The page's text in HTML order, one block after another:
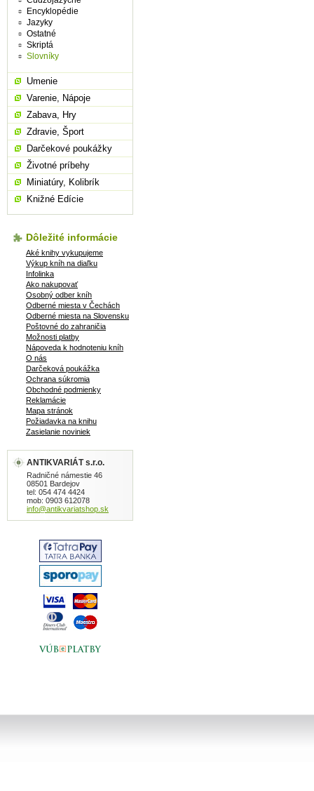
Encyklopédie
Jazyky
Ostatné
Skriptá
Slovníky
Umenie
Varenie, Nápoje
Zabava, Hry
Zdravie, Šport
Darčekové poukážky
Životné príbehy
Miniatúry, Kolibrík
Knižné Edície
Dôležité informácie
Aké knihy vykupujeme
Výkup kníh na diaľku
Infolinka
Ako nakupovať
Osobný odber kníh
Odberné miesta v Čechách
Odberné miesta na Slovensku
Poštovné do zahraničia
Možnosti platby
Nápoveda k hodnoteniu kníh
O nás
Darčeková poukážka
Ochrana súkromia
Obchodné podmienky
Reklamácie
Mapa stránok
Požiadavka na knihu
Zasielanie noviniek
ANTIKVARIÁT s.r.o.
Radničné námestie 46
08501 Bardejov
tel: 054 474 4424
mob: 0903 612078
info@antikvariatshop.sk